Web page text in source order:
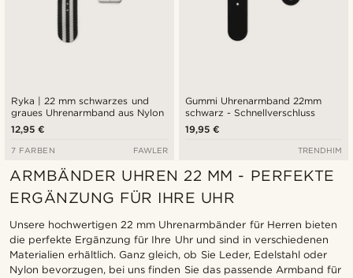
Ryka | 22 mm schwarzes und
graues Uhrenarmband aus Nylon
12,95 €
7 FARBEN FAWLER
Gummi Uhrenarmband 22mm
schwarz - Schnellverschluss
19,95 €
TRENDHIM
ARMBÄNDER UHREN 22 MM - PERFEKTE
ERGÄNZUNG FÜR IHRE UHR
Unsere hochwertigen 22 mm Uhrenarmbänder für Herren bieten
die perfekte Ergänzung für Ihre Uhr und sind in verschiedenen
Materialien erhältlich. Ganz gleich, ob Sie Leder, Edelstahl oder
Nylon bevorzugen, bei uns finden Sie das passende Armband für